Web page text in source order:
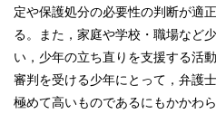
定や保護処分の必要性の判断が適
る。また，家庭や学校・職場など
い，少年の立ち直りを支援する活
審判を受ける少年にとって，弁護
極めて高いものであるにもかかわ